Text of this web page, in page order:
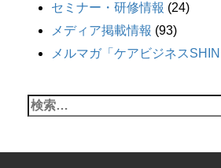
セミナー・研修情報 (24)
メディア掲載情報 (93)
メルマガ「ケアビジネス